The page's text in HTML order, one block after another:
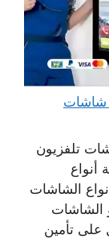
55880595 إصلاح شاشات
تلفزيون
أنواع
الشاشات
الشاشات
على تأمين